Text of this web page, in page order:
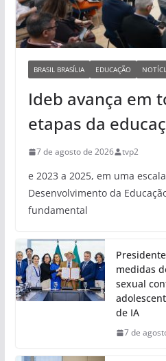
BRASIL BRASÍLIA EDUCAÇÃO
Ideb avança em
etapas da
7 de agosto de 2026 tvp2
e 2023 a 2025, em uma
Desenvolvimento da
fundamental
medidas
sexual
de IA
7 de